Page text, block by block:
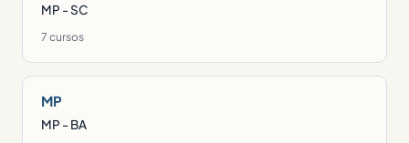
MP - SC
7 cursos
MP
MP - BA